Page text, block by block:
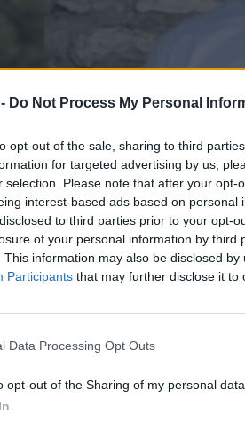
Do Not Process My Personal
opt-out of the sale, sharing to third
for targeted advertising by us,
selection. Please note that after your opt-
interest-based ads based on personal
to third parties prior to your opt-
of your personal information by third
This information may also be disclosed
Participants that may further disclose it to
Data Processing Opt Outs
opt-out of the Sharing of my personal data.
17χρονος Ναυπάκτιος
Μαλιάρης από την
στο Χάρβαντ. Πώς κατάφερε ο